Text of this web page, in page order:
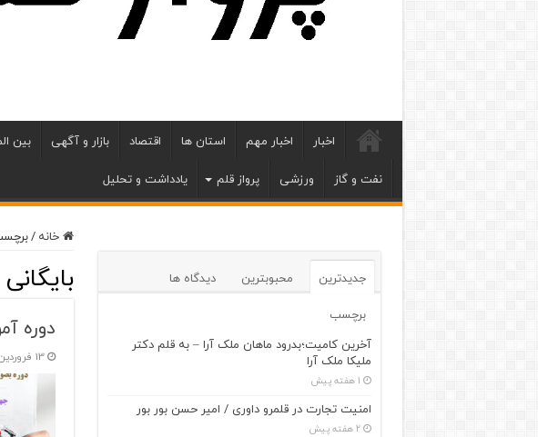
اخبار اخبار مهم استان ها اقتصاد بازار و آگهی بین
نفت و گاز ورزشی پرواز قلم یادداشت و تحلیل
خانه /
دوره
13 فروردین, 1402
جدیدترین محبوبترین دیدگاه ها
برچسب
آخرین کامیت؛بدرود ماهان ملک آرا – به قلم دکتر
ملیکا ملک آرا
1 هفته پیش
امنیت تجارت در قلمرو داوری / امیر حسن بور بور
2 هفته پیش